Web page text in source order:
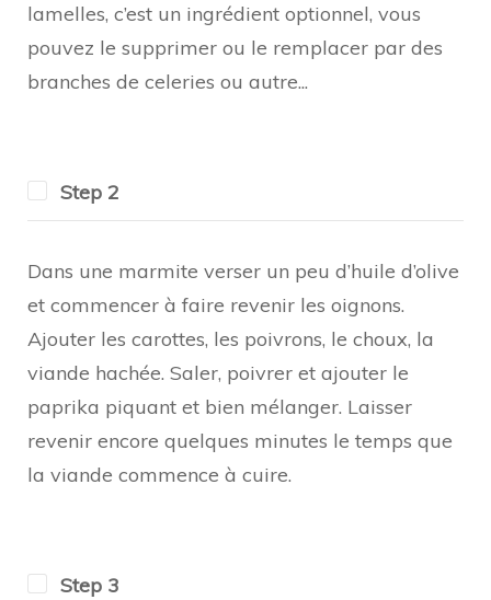
lamelles, c’est un ingrédient optionnel, vous
pouvez le supprimer ou le remplacer par des
branches de celeries ou autre...
Step 2
Dans une marmite verser un peu d’huile d’olive
et commencer à faire revenir les oignons.
Ajouter les carottes, les poivrons, le choux, la
viande hachée. Saler, poivrer et ajouter le
paprika piquant et bien mélanger. Laisser
revenir encore quelques minutes le temps que
la viande commence à cuire.
Step 3